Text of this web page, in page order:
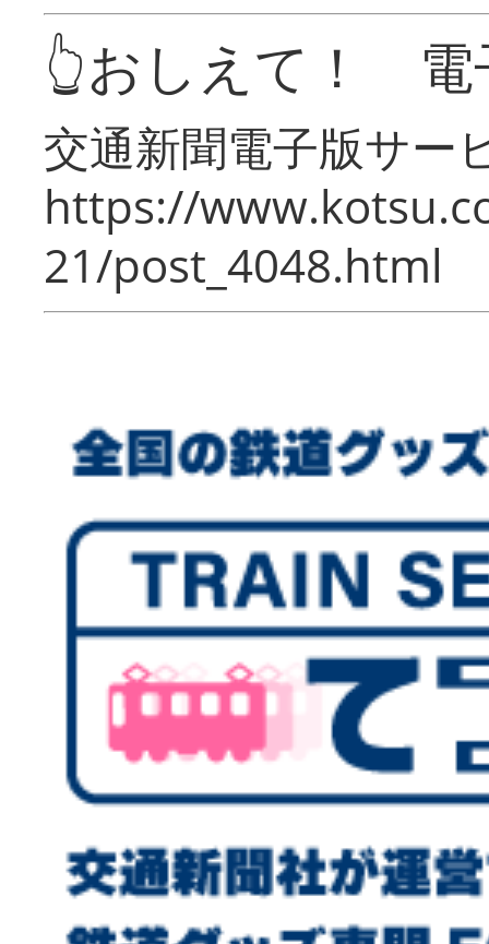
👆おしえて！ 電
交通新聞電子版サー
https://
21/post_4048.html